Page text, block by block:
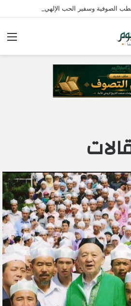
الصوفية وسفير الحب الإلهي في مصر